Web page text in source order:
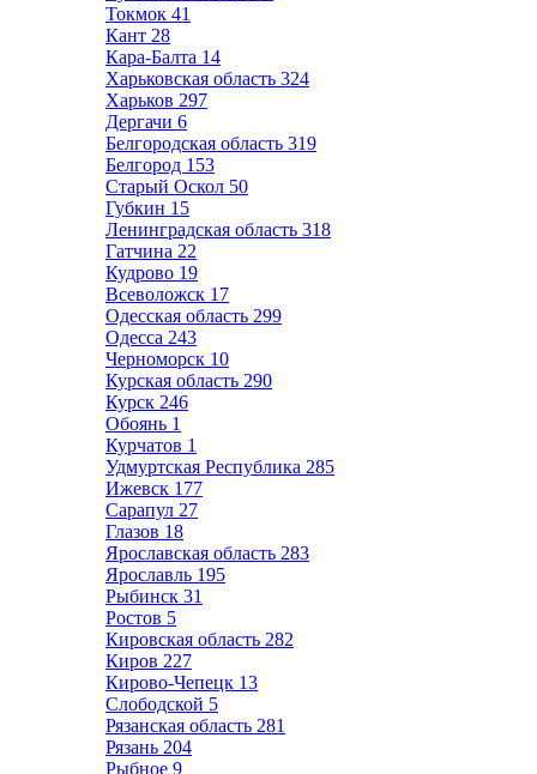
Токмок 41
Кант 28
Кара-Балта 14
Харьковская область 324
Харьков 297
Дергачи 6
Белгородская область 319
Белгород 153
Старый Оскол 50
Губкин 15
Ленинградская область 318
Гатчина 22
Кудрово 19
Всеволожск 17
Одесская область 299
Одесса 243
Черноморск 10
Курская область 290
Курск 246
Обоянь 1
Курчатов 1
Удмуртская Республика 285
Ижевск 177
Сарапул 27
Глазов 18
Ярославская область 283
Ярославль 195
Рыбинск 31
Ростов 5
Кировская область 282
Киров 227
Кирово-Чепецк 13
Слободской 5
Рязанская область 281
Рязань 204
Рыбное 9